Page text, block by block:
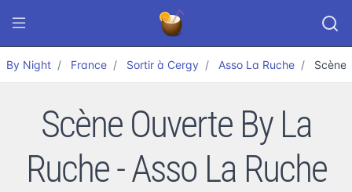
By Night France Sortir à Cergy Asso La Ruche Scène
Scène Ouverte By La
Ruche - Asso La Ruche